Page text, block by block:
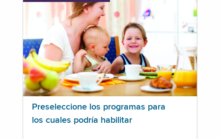
Preseleccione los programas para
los cuales podría habilitar